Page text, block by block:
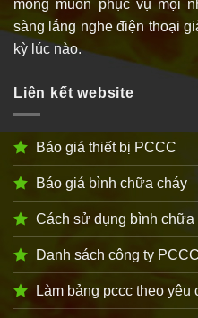
mong muốn phục vụ mọi
sàng lắng nghe điện thoại
kỳ lúc nào.
Liên kết website
Báo giá thiết bị PCCC
Báo giá bình chữa cháy
Cách sử dụng bình chữa
Danh sách công ty
Làm bảng pccc theo yêu